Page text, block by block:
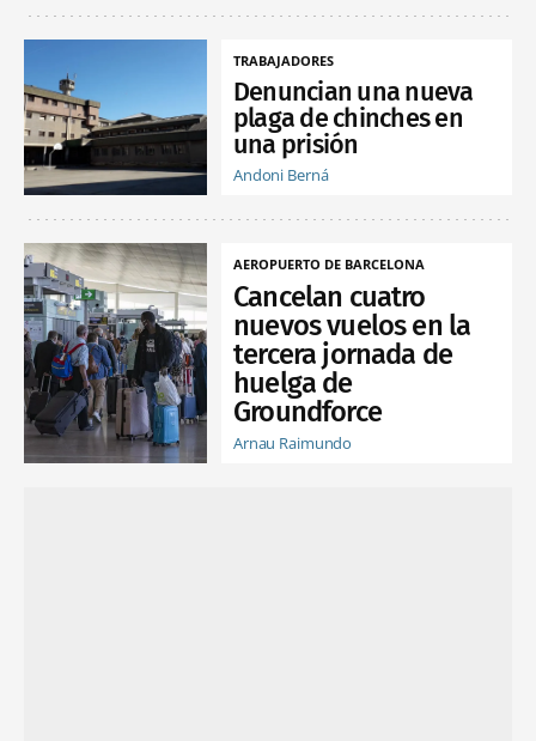
TRABAJADORES
Denuncian una nueva
plaga de chinches en
una prisión
Andoni Berná
AEROPUERTO DE BARCELONA
Cancelan cuatro
nuevos vuelos en la
tercera jornada de
huelga de
Groundforce
Arnau Raimundo